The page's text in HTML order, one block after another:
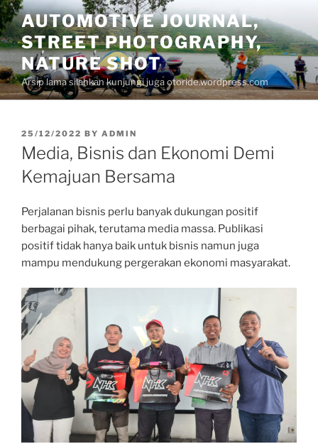
Skip
to
content
AUTOMOTIVE JOURNAL,
STREET PHOTOGRAPHY,
NATURE SHOT
Arsip lama silahkan kunjungi juga otoride.wordpress.com
POSTED
ON
25/12/2022 BY ADMIN
Media, Bisnis dan Ekonomi Demi
Kemajuan Bersama
Perjalanan bisnis perlu banyak dukungan positif
berbagai pihak, terutama media massa. Publikasi
positif tidak hanya baik untuk bisnis namun juga
mampu mendukung pergerakan ekonomi masyarakat.